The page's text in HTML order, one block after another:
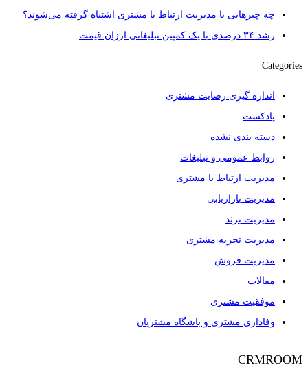
چه چیزهایی با مدیریت ارتباط با مشتری اشتباه گرفته می‌شوند؟
رشد ۳۴ درصدی با یک کمپین تبلیغاتی ارزان قیمت
Categories
اندازه گیری رضایت مشتری
پادکست
دسته بندی نشده
روابط عمومی و تبلیغات
مدیریت ارتباط با مشتری
مدیریت بازاریابی
مدیریت برند
مدیریت تجربه مشتری
مدیریت فروش
مقالات
موفقیت مشتری
وفاداری مشتری و باشگاه مشتریان
CRMROOM